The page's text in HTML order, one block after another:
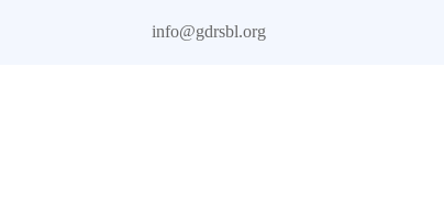
info@gdrsbl.org